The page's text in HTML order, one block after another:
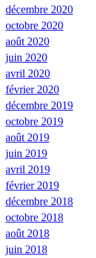
décembre 2020
octobre 2020
août 2020
juin 2020
avril 2020
février 2020
décembre 2019
octobre 2019
août 2019
juin 2019
avril 2019
février 2019
décembre 2018
octobre 2018
août 2018
juin 2018